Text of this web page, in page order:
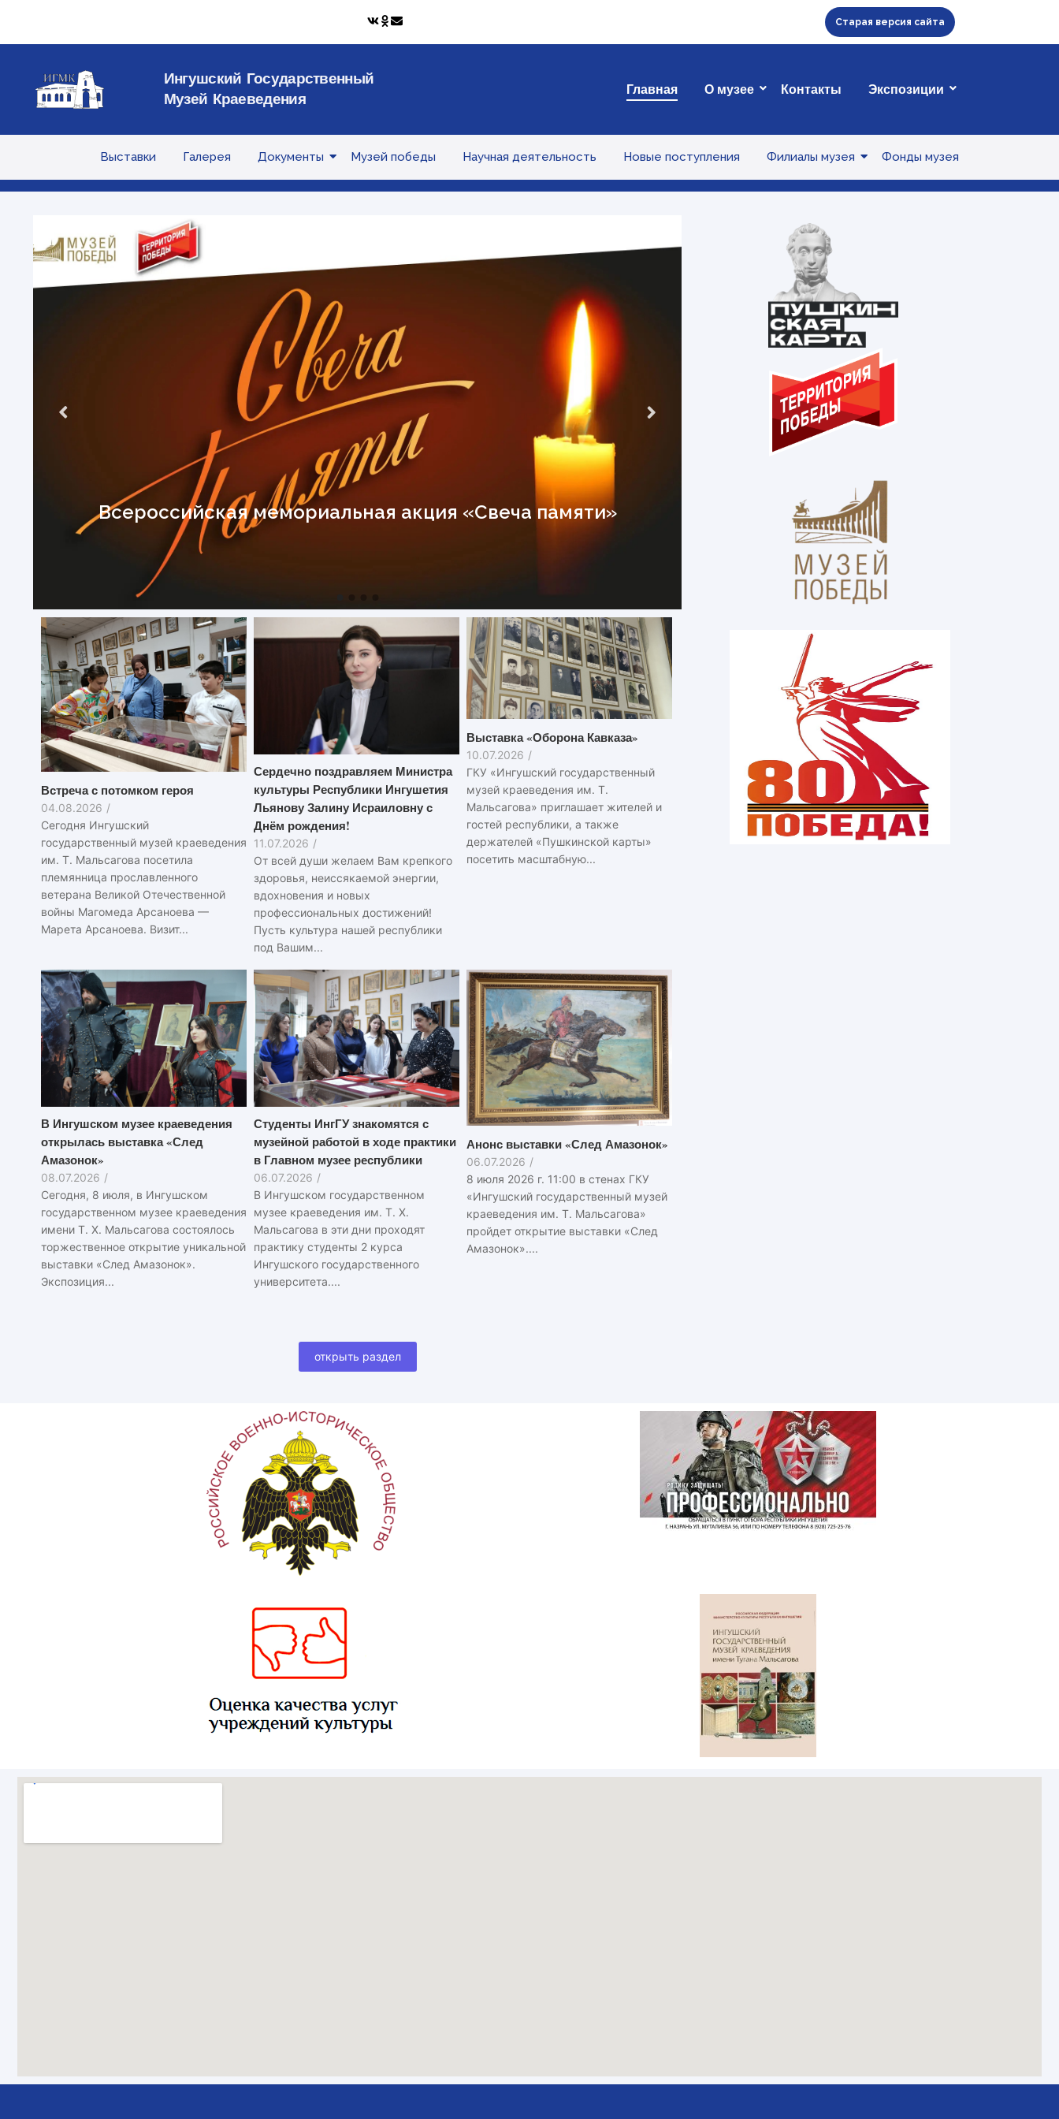
Старая версия сайта
Ингушский Государственный
Музей Краеведения
Главная О музее Контакты Экспозиции
Выставки Галерея Документы Музей победы Научная деятельность Новые поступления Филиалы музея Фонды музея
Всероссийская мемориальная акция «Свеча памяти»
В Ингушском государственном
Т. Х. Мальсагова
Встреча с потомком героя
04.08.2026 /
Сегодня Ингушский
государственный музей краеведения
им. Т. Мальсагова посетила
племянница прославленного
ветерана Великой Отечественной
войны Магомеда Арсаноева —
Марета Арсаноева. Визит...
Сердечно поздравляем Министра
культуры Республики Ингушетия
Льянову Залину Исраиловну с
Днём рождения!
11.07.2026 /
От всей души желаем Вам крепкого
здоровья, неиссякаемой энергии,
вдохновения и новых
профессиональных достижений!
Пусть культура нашей республики
под Вашим...
Выставка «Оборона Кавказа»
10.07.2026 /
ГКУ «Ингушский государственный
музей краеведения им. Т.
Мальсагова» приглашает жителей и
гостей республики, а также
держателей «Пушкинской карты»
посетить масштабную...
В Ингушском музее краеведения
открылась выставка «След
Амазонок»
08.07.2026 /
Сегодня, 8 июля, в Ингушском
государственном музее краеведения
имени Т. Х. Мальсагова состоялось
торжественное открытие уникальной
выставки «След Амазонок».
Экспозиция...
Студенты ИнгГУ знакомятся с
музейной работой в ходе практики
в Главном музее республики
06.07.2026 /
В Ингушском государственном
музее краеведения им. Т. Х.
Мальсагова в эти дни проходят
практику студенты 2 курса
Ингушского государственного
университета....
Анонс выставки «След Амазонок»
06.07.2026 /
8 июля 2026 г. 11:00 в стенах ГКУ
«Ингушский государственный музей
краеведения им. Т. Мальсагова»
пройдет открытие выставки «След
Амазонок»....
открыть раздел